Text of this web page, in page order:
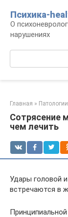
контенту
Психика-
О
нарушениях
Главная »
Сотрясение
чем лечить
Удары головой
встречаются в